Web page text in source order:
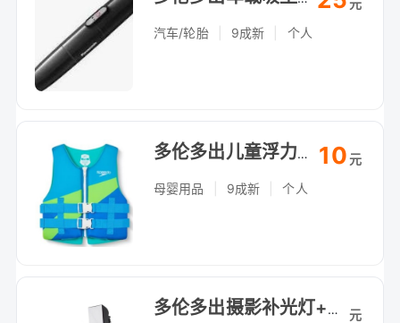
汽车/轮胎 9成新 个人
元
多伦多出儿童浮力背心，自提（Arthur Bonner Ave）
母婴用品 9成新 个人
10元
多伦多出摄影补光灯+柔光箱套装，直播拍照必备 元